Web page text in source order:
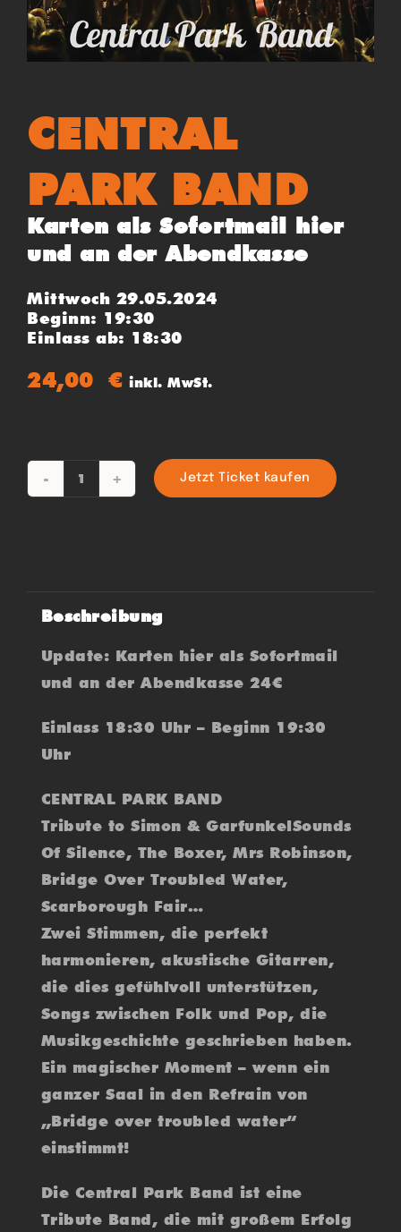
CENTRAL
PARK BAND
Karten als Sofortmail hier
und an der Abendkasse
Mittwoch 29.05.2024
Beginn: 19:30
Einlass ab: 18:30
24,00€ inkl. MwSt.
CENTRAL
Jetzt Ticket kaufen
Beschreibung
Update: Karten hier als Sofortmail
und an der Abendkasse 24€
Einlass 18:30 Uhr – Beginn 19:30
Uhr
CENTRAL PARK BAND
Tribute to Simon & GarfunkelSounds
Of Silence, The Boxer, Mrs Robinson,
Bridge Over Troubled Water,
Scarborough Fair…
Zwei Stimmen, die perfekt
harmonieren, akustische Gitarren,
die dies gefühlvoll unterstützen,
Songs zwischen Folk und Pop, die
Musikgeschichte geschrieben haben.
Ein magischer Moment – wenn ein
ganzer Saal in den Refrain von
„Bridge over troubled water“
einstimmt!
Die Central Park Band ist eine
Tribute Band, die mit großem Erfolg